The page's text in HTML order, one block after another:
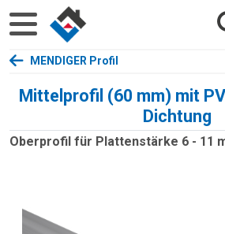
MENDIGER Profil
Mittelprofil (60 mm) mit
Dichtung
Oberprofil für Plattenstärke 6 - 11